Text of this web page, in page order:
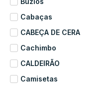
Cabaças
CABEÇA DE CERA
Cachimbo
CALDEIRÃO
Camisetas